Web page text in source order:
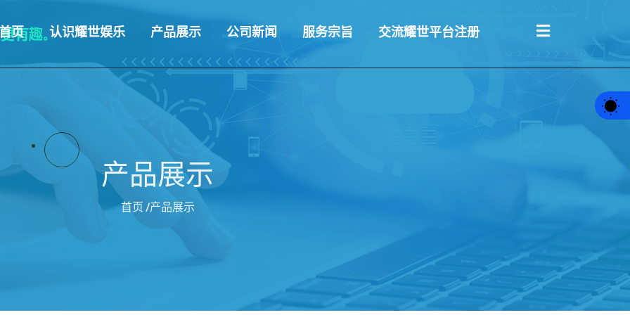
页 认识耀世娱乐 产品展示 公司新闻 服务宗旨 交流耀世平台注册
产品展示
首页 /产品展示